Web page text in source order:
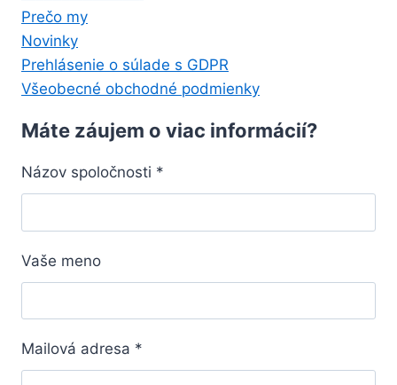
Prečo my
Novinky
Prehlásenie o súlade s GDPR
Všeobecné obchodné podmienky
Máte záujem o viac informácií?
Názov spoločnosti *
Vaše meno
Mailová adresa *